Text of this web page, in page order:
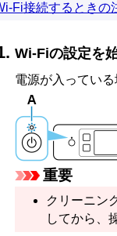
Fi接続するときの
Wi-Fiの設定を
電源が入っている
重要
クリーニン
してから、